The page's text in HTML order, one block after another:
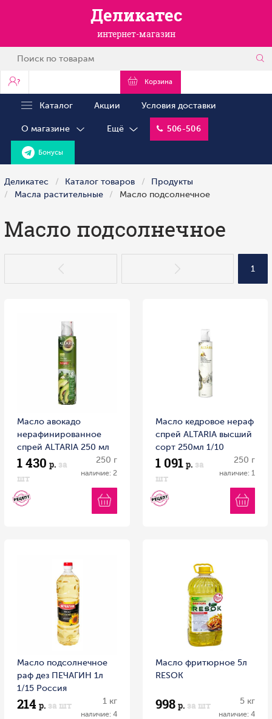
Деликатес
интернет-магазин
? Корзина
Каталог Акции Условия доставки
О магазине Ещё 506-506
Бонусы
Деликатес Каталог товаров
Продукты
Масла растительные
Масло подсолнечное
Масло подсолнечное
1
Масло авокадо
нерафинированное
спрей ALTARIA 250 мл
Россия
1 430 р. за
шт
250 г
наличие: 2
Масло кедровое нераф
спрей ALTARIA высший
сорт 250мл 1/10
Россия
1 091 р. за
шт
250 г
наличие: 1
Масло подсолнечное
раф дез ПЕЧАГИН 1л
1/15 Россия
214 р. за шт 1 кг
наличие: 4
Масло фритюрное 5л
RESOK
998 р. за шт 5 кг
наличие: 4